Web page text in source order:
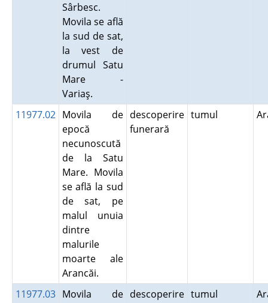
Sârbesc.
Movila se află
la sud de sat,
la vest de
drumul Satu
Mare -
Variaş.
11977.02 Movila de
epocă
necunoscută
de la Satu
Mare. Movila
se află la sud
de sat, pe
malul unuia
dintre
malurile
moarte ale
Arancăi.
descoperire
funerară
tumul
11977.03 Movila de descoperire tumul